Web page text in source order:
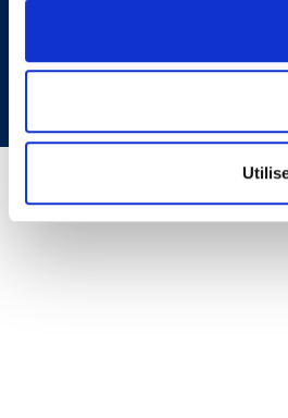
Copyright © 2026 | Ogletree